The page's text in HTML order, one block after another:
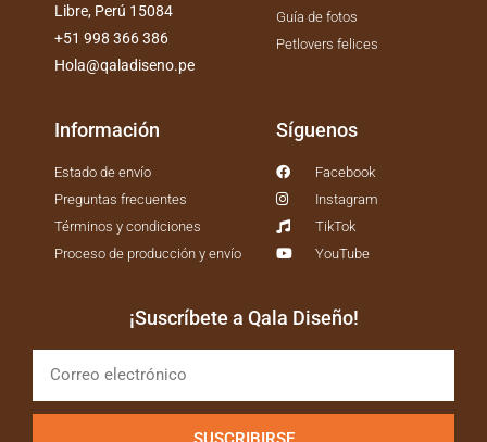
Libre, Perú 15084
+51 998 366 386
Hola@qaladiseno.pe
Guía de fotos
Petlovers felices
Información
Estado de envío
Preguntas frecuentes
Términos y condiciones
Proceso de producción y envío
Síguenos
Facebook
Instagram
TikTok
YouTube
¡Suscríbete a Qala Diseño!